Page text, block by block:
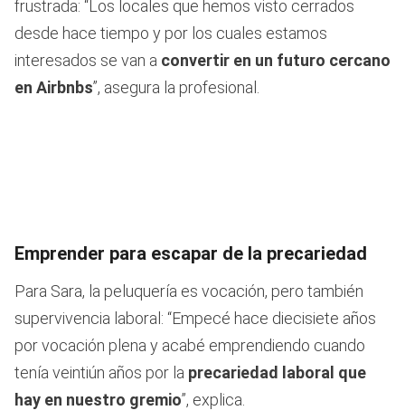
frustrada: “Los locales que hemos visto cerrados
desde hace tiempo y por los cuales estamos
interesados se van a convertir en un futuro cercano
en Airbnbs”, asegura la profesional.
Emprender para escapar de la precariedad
Para Sara, la peluquería es vocación, pero también
supervivencia laboral: “Empecé hace diecisiete años
por vocación plena y acabé emprendiendo cuando
tenía veintiún años por la precariedad laboral que
hay en nuestro gremio”, explica.